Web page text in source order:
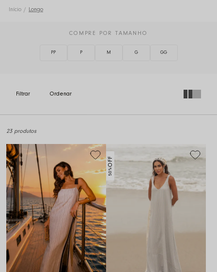
Início Longo
COMPRE POR TAMANHO
PP P M G GG
23 produtos
50%
OFF